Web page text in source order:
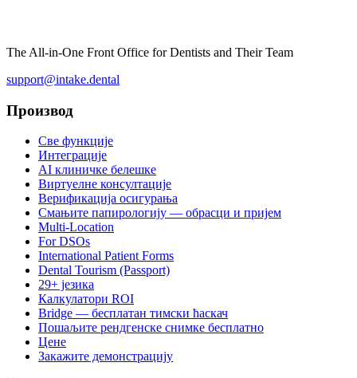
The All-in-One Front Office for Dentists and Their Team
support@intake.dental
Производ
Све функције
Интеграције
AI клиничке белешке
Виртуелне консултације
Верификација осигурања
Смањите папирологију — обрасци и пријем
Multi-Location
For DSOs
International Patient Forms
Dental Tourism (Passport)
29+ језика
Калкулатори ROI
Bridge — бесплатан тимски ћаскач
Пошаљите рендгенске снимке бесплатно
Цене
Закажите демонстрацију